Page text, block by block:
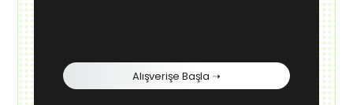
Alışverişe Başla ➝